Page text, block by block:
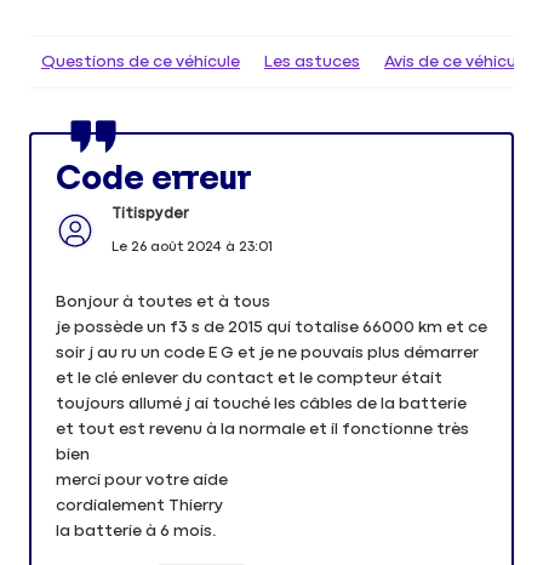
Questions de ce véhicule Les astuces Avis de ce véhicule
Code erreur
Titispyder
Le 26 août 2024à 23:01
Bonjour à toutes et à tous
je possède un f3 s de 2015 qui totalise 66000 km et ce
soir j au ru un code E G et je ne pouvais plus démarrer
et le clé enlever du contact et le compteur était
toujours allumé j ai touché les câbles de la batterie
et tout est revenu à la normale et il fonctionne très
bien
merci pour votre aide
cordialement Thierry
la batterie à 6 mois.